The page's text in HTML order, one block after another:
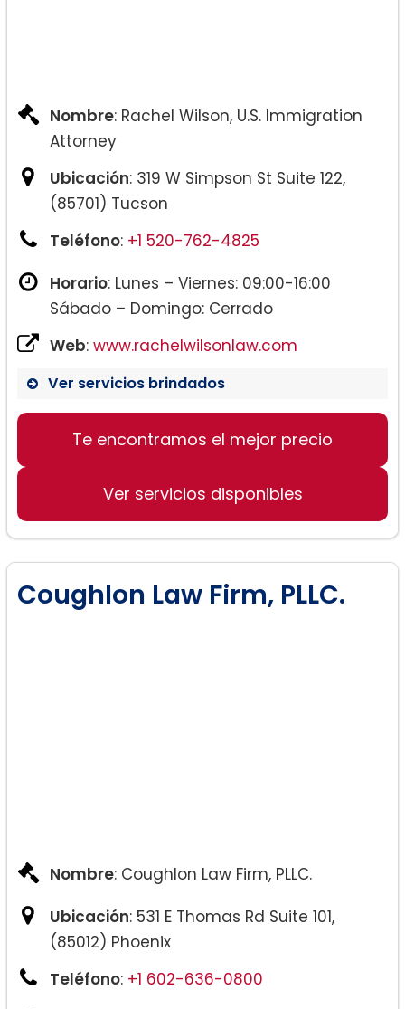
Nombre: Rachel Wilson, U.S. Immigration
Attorney
Ubicación: 319 W Simpson St Suite 122,
(85701) Tucson
Teléfono: +1 520-762-4825
Horario: Lunes – Viernes: 09:00-16:00
Sábado – Domingo: Cerrado
Web: www.rachelwilsonlaw.com
Ver servicios brindados
Te encontramos el mejor precio
Ver servicios disponibles
Coughlon Law Firm, PLLC.
Nombre: Coughlon Law Firm, PLLC.
Ubicación: 531 E Thomas Rd Suite 101,
(85012) Phoenix
Teléfono: +1 602-636-0800